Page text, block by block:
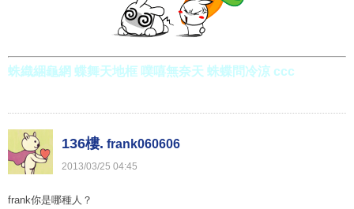
蛛織綑龜網 蝶舞天地框 噗嘻無奈天 蛛蝶問冷涼 ccc
136樓. frank060606
2013/03/25 04:45
frank你是哪種人？